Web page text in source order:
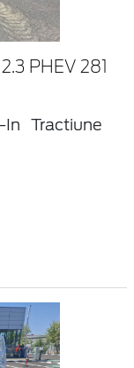
PHEV 281
In
Tractiune